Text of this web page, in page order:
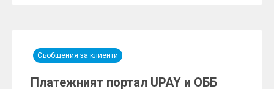
Съобщения за клиенти
Платежният портал UPAY и ОББ